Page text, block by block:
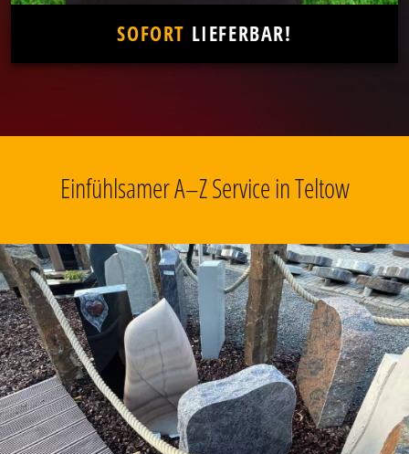
SOFORT LIEFERBAR!
Einfühlsamer A–Z Service in Teltow